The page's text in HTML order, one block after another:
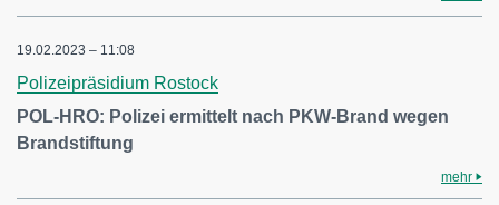
19.02.2023 – 11:08
Polizeipräsidium Rostock
POL-HRO: Polizei ermittelt nach PKW-Brand wegen
Brandstiftung
mehr